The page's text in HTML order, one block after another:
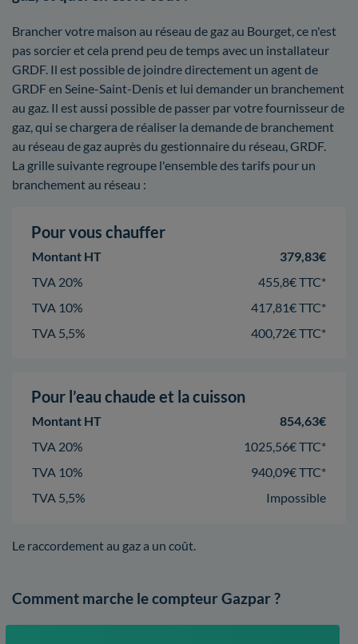
Brancher votre maison au réseau de gaz au Bourget, ce n'est
pas sorcier et cela prend peu de temps avec un installateur
GRDF. Il est possible de joindre directement un agent de
GRDF en Seine-Saint-Denis et lui demander un branchement
au gaz. Il est aussi possible de passer par votre fournisseur de
gaz, qui se chargera de réaliser la demande de branchement
au réseau de gaz auprès du gestionnaire du réseau, GRDF.
La grille suivante regroupe l'ensemble des tarifs pour un
branchement au réseau :
Pour vous chauffer
Montant HT
379,83€
TVA 20%
455,8€ TTC*
TVA 10%
417,81€ TTC*
TVA 5,5%
400,72€ TTC*
Pour l’eau chaude et la cuisson
Montant HT
854,63€
TVA 20%
1025,56€ TTC*
TVA 10%
940,09€ TTC*
TVA 5,5%
Impossible
Le raccordement au gaz a un coût.
Comment marche le compteur Gazpar ?